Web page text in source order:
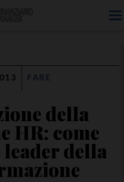
FARE
della
HR: come
della